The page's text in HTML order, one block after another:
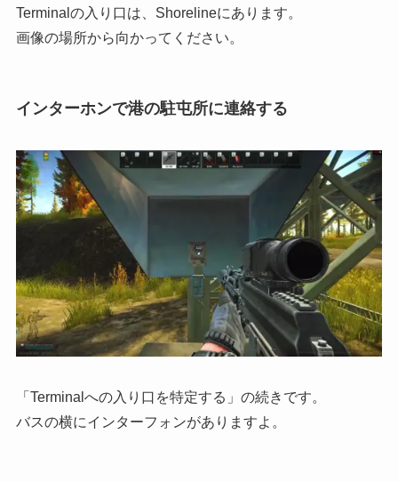
Terminalの入り口は、Shorelineにあります。
画像の場所から向かってください。
インターホンで港の駐屯所に連絡する
「Terminalへの入り口を特定する」の続きです。
バスの横にインターフォンがありますよ。